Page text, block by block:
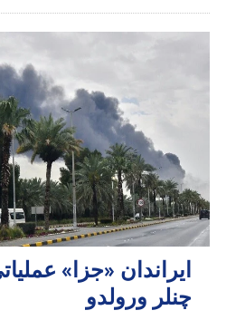
ایراندان «جزا»
چنلر ورولدو